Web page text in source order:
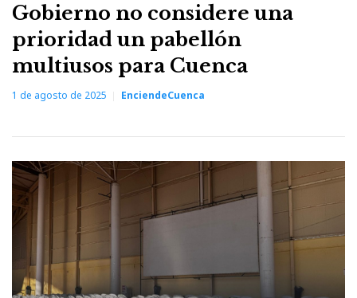
Gobierno no considere una
prioridad un pabellón
multiusos para Cuenca
1 de agosto de 2025 EnciendeCuenca